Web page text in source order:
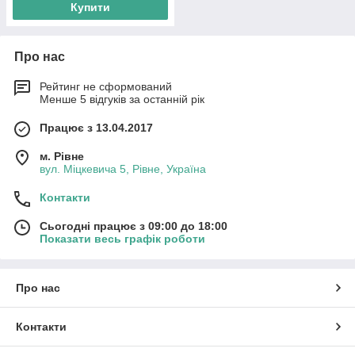
Купити
Про нас
Рейтинг не сформований
Менше 5 відгуків за останній рік
Працює з 13.04.2017
м. Рівне
вул. Міцкевича 5, Рівне, Україна
Контакти
Сьогодні працює з 09:00 до 18:00
Показати весь графік роботи
Про нас
Контакти